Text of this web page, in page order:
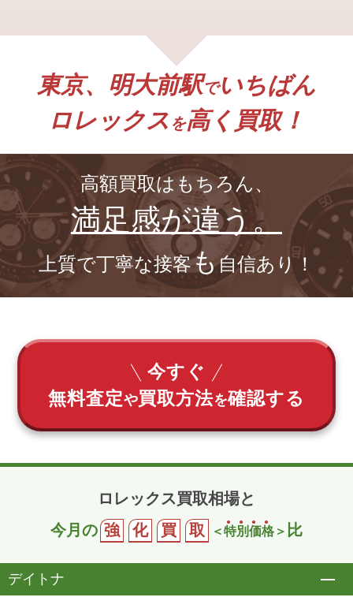
東京、明大前駅でいちばん
ロレックス を高く買取！
高額買取はもちろん、
満足感が違う。
上質で丁寧な接客も自信あり！
今すぐ
無料査定や買取方法を確認する
ロレックス買取相場と
今月の 強 化 買 取 ＜特別価格 ＞ 比
デイトナ